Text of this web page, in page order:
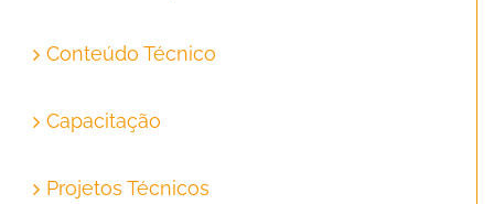
Conteúdo Técnico
Capacitação
Projetos Técnicos